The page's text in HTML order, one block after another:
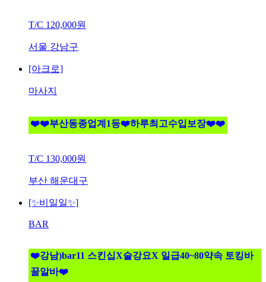
T/C 120,000원
서울 강남구
[아크로]
마사지
❤️❤️부산동종업계1등❤️하루최고수입보장❤️❤️
T/C 130,000원
부산 해운대구
[✨비일일✨]
BAR
❤️강남)bar11 스킨십X술강요X 일급40~80약속 토킹바
꿀알바❤️